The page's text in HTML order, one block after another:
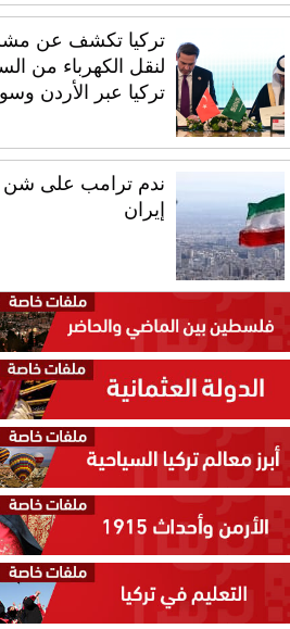
تركيا تكشف عن
لنقل الكهرباء من
تركيا عبر الأردن
ندم ترامب على
إيران